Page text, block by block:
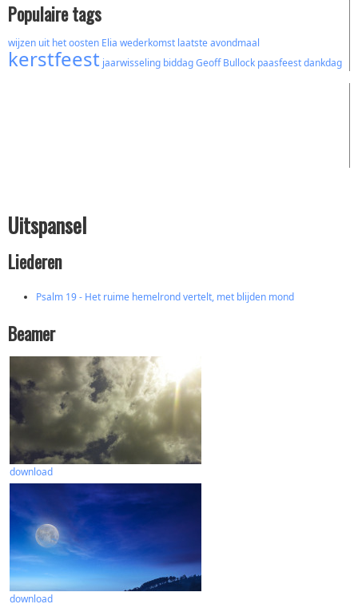
Populaire tags
wijzen uit het oosten Elia wederkomst laatste avondmaal
kerstfeest jaarwisseling biddagGeoff Bullock paasfeestdankdag
Uitspansel
Liederen
Psalm 19 - Het ruime hemelrond vertelt, met blijden mond
Beamer
download
download